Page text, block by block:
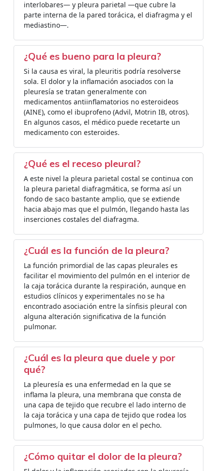
interlobares— y pleura parietal —que cubre la
parte interna de la pared torácica, el diafragma y el
mediastino—.
¿Qué es bueno para la pleura?
Si la causa es viral, la pleuritis podría resolverse
sola. El dolor y la inflamación asociados con la
pleuresía se tratan generalmente con
medicamentos antiinflamatorios no esteroideos
(AINE), como el ibuprofeno (Advil, Motrin IB, otros).
En algunos casos, el médico puede recetarte un
medicamento con esteroides.
¿Qué es el receso pleural?
A este nivel la pleura parietal costal se continua con
la pleura parietal diafragmática, se forma así un
fondo de saco bastante amplio, que se extiende
hacia abajo mas que el pulmón, llegando hasta las
inserciones costales del diafragma.
¿Cuál es la función de la pleura?
La función primordial de las capas pleurales es
facilitar el movimiento del pulmón en el interior de
la caja torácica durante la respiración, aunque en
estudios clínicos y experimentales no se ha
encontrado asociación entre la sínfisis pleural con
alguna alteración significativa de la función
pulmonar.
¿Cuál es la pleura que duele y por
qué?
La pleuresía es una enfermedad en la que se
inflama la pleura, una membrana que consta de
una capa de tejido que recubre el lado interno de
la caja torácica y una capa de tejido que rodea los
pulmones, lo que causa dolor en el pecho.
¿Cómo quitar el dolor de la pleura?